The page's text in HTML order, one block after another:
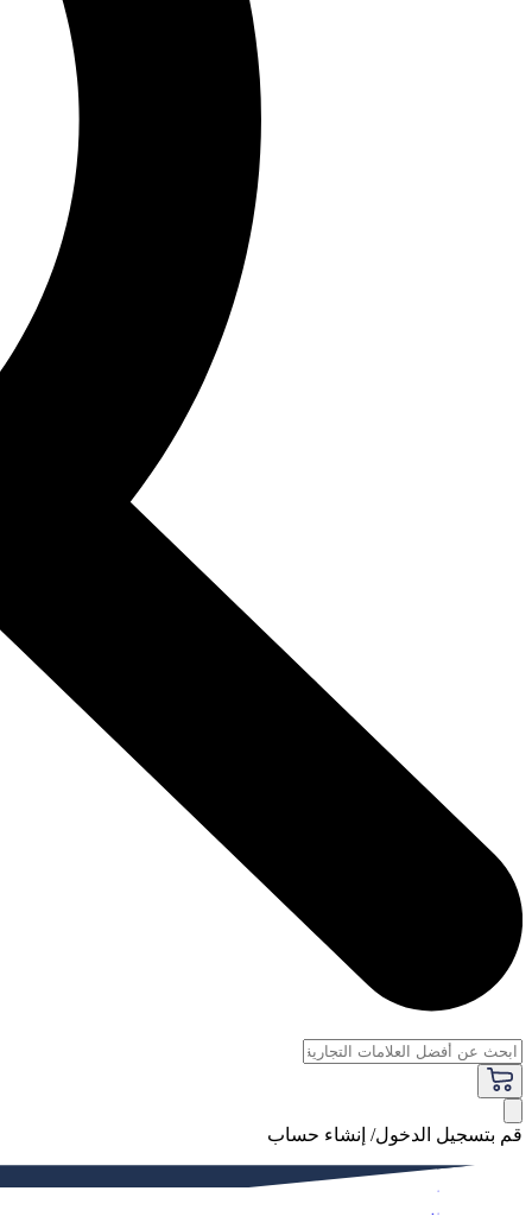
قم بتسجيل الدخول/ إنشاء حساب
فاخر
النساء
الرجال